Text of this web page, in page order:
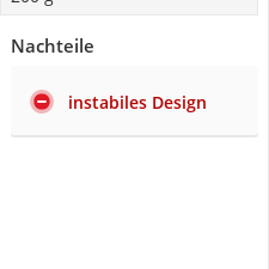
Nachteile
instabiles Design